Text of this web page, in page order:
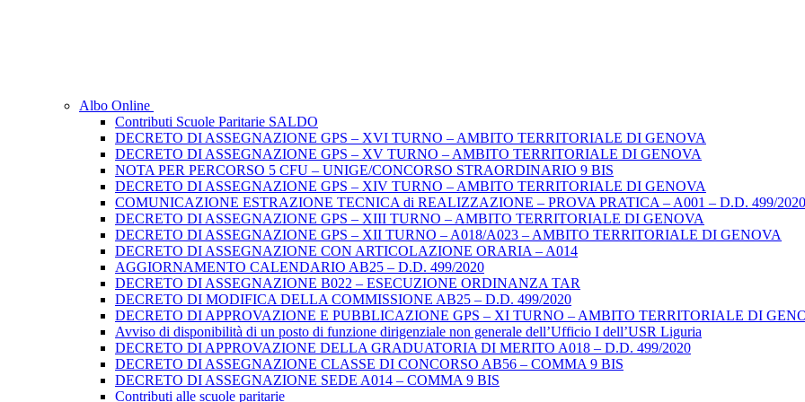
Albo Online
Contributi Scuole Paritarie SALDO
DECRETO DI ASSEGNAZIONE GPS – XVI TURNO – AMBITO TERRITORIALE DI GENOVA
DECRETO DI ASSEGNAZIONE GPS – XV TURNO – AMBITO TERRITORIALE DI GENOVA
NOTA PER PERCORSO 5 CFU – UNIGE/CONCORSO STRAORDINARIO 9 BIS
DECRETO DI ASSEGNAZIONE GPS – XIV TURNO – AMBITO TERRITORIALE DI GENOVA
COMUNICAZIONE ESTRAZIONE TECNICA di REALIZZAZIONE – PROVA PRATICA – A001 – D.D. 499/2020
DECRETO DI ASSEGNAZIONE GPS – XIII TURNO – AMBITO TERRITORIALE DI GENOVA
DECRETO DI ASSEGNAZIONE GPS – XII TURNO – A018/A023 – AMBITO TERRITORIALE DI GENOVA
DECRETO DI ASSEGNAZIONE CON ARTICOLAZIONE ORARIA – A014
AGGIORNAMENTO CALENDARIO AB25 – D.D. 499/2020
DECRETO DI ASSEGNAZIONE B022 – ESECUZIONE ORDINANZA TAR
DECRETO DI MODIFICA DELLA COMMISSIONE AB25 – D.D. 499/2020
DECRETO DI APPROVAZIONE E PUBBLICAZIONE GPS – XI TURNO – AMBITO TERRITORIALE DI
Avviso di disponibilità di un posto di funzione dirigenziale non generale dell’Ufficio I dell’USR Liguria
DECRETO DI APPROVAZIONE DELLA GRADUATORIA DI MERITO A018 – D.D. 499/2020
DECRETO DI ASSEGNAZIONE CLASSE DI CONCORSO AB56 – COMMA 9 BIS
DECRETO DI ASSEGNAZIONE SEDE A014 – COMMA 9 BIS
Contributi alle scuole paritarie